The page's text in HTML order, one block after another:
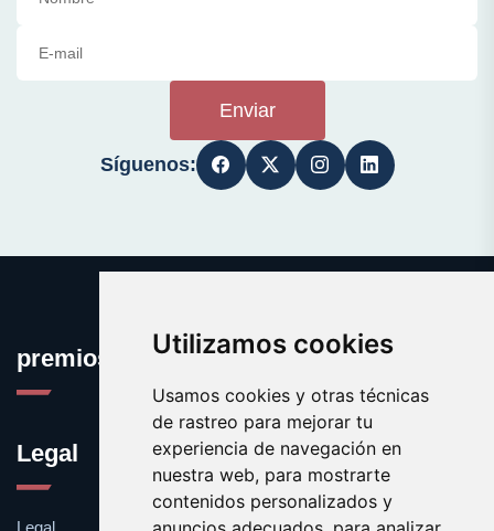
Utilizamos cookies
Usamos cookies y otras técnicas
de rastreo para mejorar tu
experiencia de navegación en
nuestra web, para mostrarte
contenidos personalizados y
Enviar
Síguenos:
premioseguro.com
Legal
Legal